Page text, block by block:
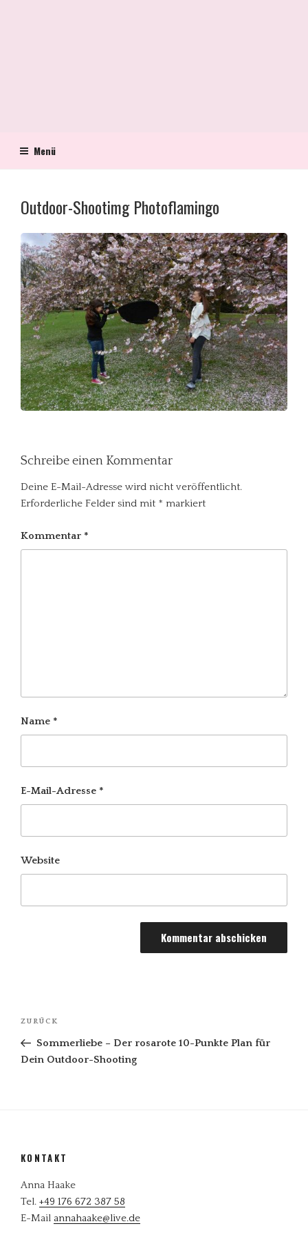
Menü
Outdoor-Shootimg Photoflamingo
Schreibe einen Kommentar
Deine E-Mail-Adresse wird nicht veröffentlicht.
Erforderliche Felder sind mit * markiert
Kommentar *
Name *
E-Mail-Adresse *
Website
Beitragsnavigation
Vorheriger
Beitrag
ZURÜCK
Sommerliebe – Der rosarote 10-Punkte Plan für
Dein Outdoor-Shooting
KONTAKT
Anna Haake
Tel. +49 176 672 387 58
E-Mail annahaake@live.de